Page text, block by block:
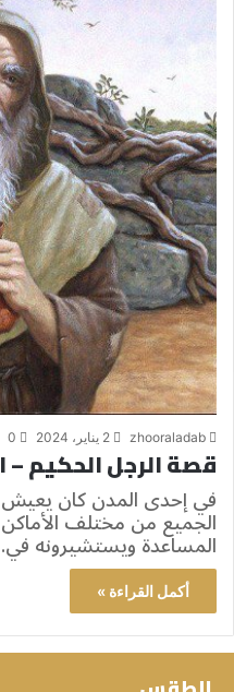
zhooraladab 2 يناير، 2024 0
قصة الرجل الحكيم –
في إحدى المدن كان يعيش
الجميع من مختلف
المساعدة ويستشيرونه
أكمل القراءة »